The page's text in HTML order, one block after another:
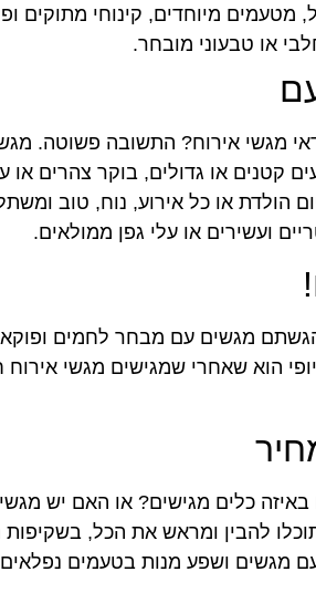
מיוחדים, קינוחי מתוקים
או טבעוני מובחר.
מגשי אירוח? התשובה פשוטה.
קטנים או גדולים, בוקר
הולדת או כל אירוע, נוח, טוב
ועשירים או עלי גפן ממולאים.
מגשים עם מבחר לחמים
הוא שאחרי שמגישים מגשי
באיזה כלים מגישים? או האם יש
להבין ומראש את הכל,
מגשים ושפע מנות בטעמים